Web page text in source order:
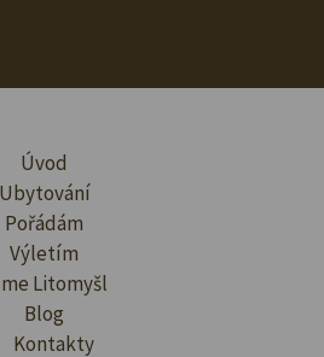
Úvod
Ubytování
Pořádám
Výletím
Litomyšl
Blog
Kontakty